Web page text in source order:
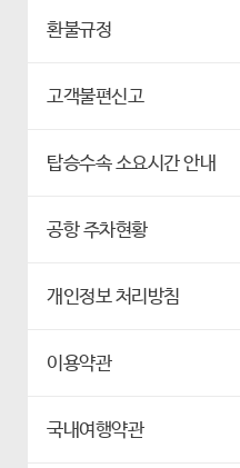
환불규정
고객불편신고
탑승수속 소요시간 안내
공항 주차현황
개인정보 처리방침
이용약관
국내여행약관